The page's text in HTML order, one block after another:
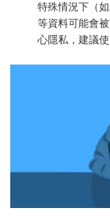
特殊情況下（
等資料可能會
心隱私，建議